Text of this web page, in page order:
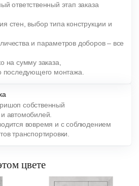
ответственный этап заказа
стен, выбор типа конструкции и
и параметров доборов – все
на сумму заказа,
последующего монтажа.
собственный
автомобилей.
вовремя и с соблюдением
транспортировки.
цвете